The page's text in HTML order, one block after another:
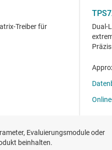
Evaluierungsmodule oder
beinhalten.